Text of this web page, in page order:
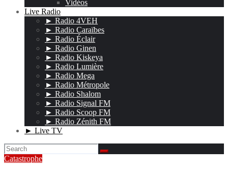
Vidéos
Live Radio
► Radio 4VEH
► Radio Caraïbes
► Radio Éclair
► Radio Ginen
► Radio Kiskeya
► Radio Lumière
► Radio Mega
► Radio Métropole
► Radio Shalom
► Radio Signal FM
► Radio Scoop FM
► Radio Zénith FM
► Live TV
Catastrophe